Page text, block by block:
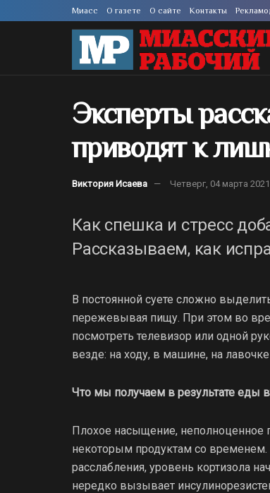
Миасс О газете О сайте Контакты
Эксперты
приводят к
Виктория Исаева Четверг, 04 марта 2021
Как спешка и стресс
Рассказываем, как
В постоянной суете сложно
пережевывая пищу. При этом во
посмотреть телевизор или одной
везде: на ходу, в машине, на
Что мы получаем в результате еды
Плохое насыщение, неполноценное
некоторым продуктам со временем.
расслабления, уровень кортизола
нередко вызывает